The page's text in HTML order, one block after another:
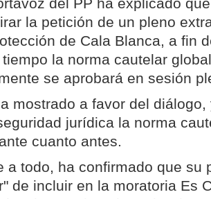
del PP ha explicado
la petición de un pleno
de Cala Blanca, a fin
la norma cautelar
se aprobará en sesión
mostrado a favor del
jurídica la norma
cuanto antes.
a todo, ha confirmado que su
de incluir en la moratoria Es